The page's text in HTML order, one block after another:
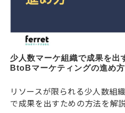
少人数マーケ組織で成果を出
BtoBマーケティングの進め方
リソースが限られる少人数組
で成果を出すための方法を解説